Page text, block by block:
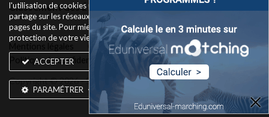
Classement des Écoles
Conditions d’utilisation
Politique de confidentialité
Widget Contact
Copyright © 2026 - Silkwires. Tous droits réservés
l'utilisation de cookies pour le fonctionnement des boutons de
partage sur les réseaux sociaux et la mesure d'audience des
pages du site. Pour mieux comprendre notre politique de
protection de votre vie privée, rendez-vous ici
ACCEPTER
PARAMÉTRER